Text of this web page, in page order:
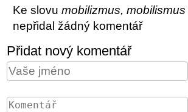
Ke slovumobilizmus, mobilismus
nepřidal žádný komentář
Přidat nový komentář